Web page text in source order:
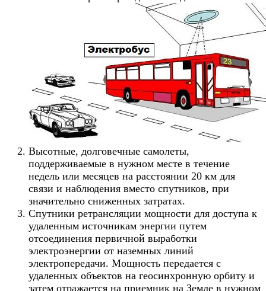
Высотные, долговечные самолеты,
поддерживаемые в нужном месте в течение
недель или месяцев на расстоянии 20 км для
связи и наблюдения вместо спутников, при
значительно сниженных затратах.
Спутники ретрансляции мощности для доступа к
удаленным источникам энергии путем
отсоединения первичной выработки
электроэнергии от наземных линий
электропередачи. Мощность передается с
удаленных объектов на геосинхронную орбиту и
затем отражается на приемник на Земле в нужном